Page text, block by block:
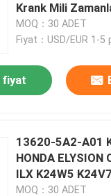
Kiti
Krank Mili
MOQ：30 ADET
Fiyat：USD/EUR 1-5
fiyat
13620-5A2-A01
HONDA
ILX K24W5
MOQ：30 ADET